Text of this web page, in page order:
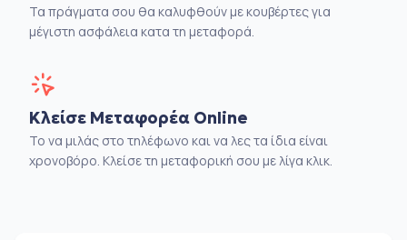
Τα πράγματα σου θα καλυφθούν με κουβέρτες για
μέγιστη ασφάλεια κατα τη μεταφορά.
Κλείσε Μεταφορέα Online
Το να μιλάς στο τηλέφωνο και να λες τα ίδια είναι
χρονοβόρο. Κλείσε τη μεταφορική σου με λίγα κλικ.